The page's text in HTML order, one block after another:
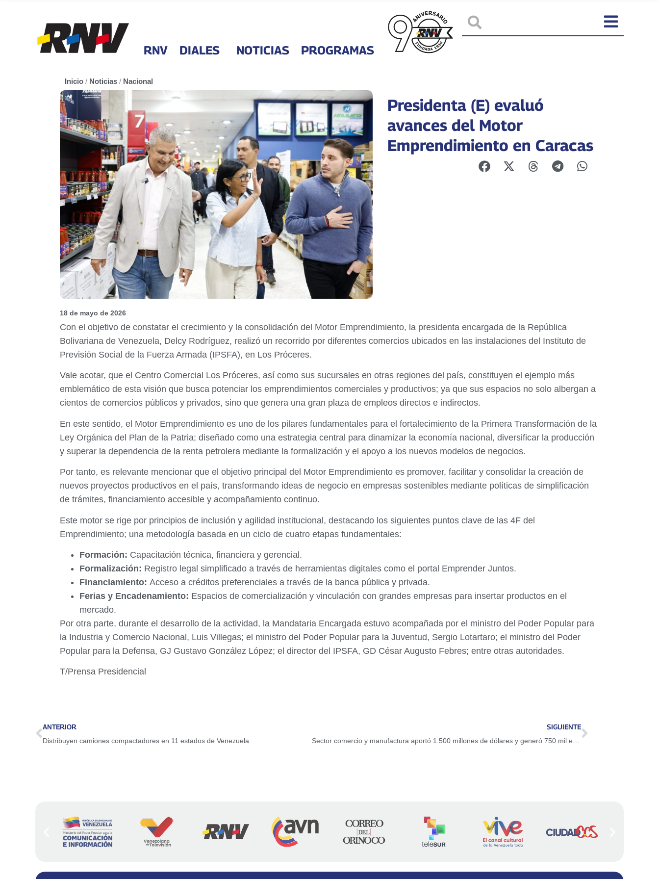
RNV DIALES NOTICIAS PROGRAMAS
Inicio / Noticias / Nacional
Presidenta (E) evaluó
avances del Motor
Emprendimiento en Caracas
18 de mayo de 2026
Con el objetivo de constatar el crecimiento y la consolidación del Motor Emprendimiento, la presidenta encargada de la República
Bolivariana de Venezuela, Delcy Rodríguez, realizó un recorrido por diferentes comercios ubicados en las instalaciones del Instituto de
Previsión Social de la Fuerza Armada (IPSFA), en Los Próceres.
Vale acotar, que el Centro Comercial Los Próceres, así como sus sucursales en otras regiones del país, constituyen el ejemplo más
emblemático de esta visión que busca potenciar los emprendimientos comerciales y productivos; ya que sus espacios no solo albergan a
cientos de comercios públicos y privados, sino que genera una gran plaza de empleos directos e indirectos.
En este sentido, el Motor Emprendimiento es uno de los pilares fundamentales para el fortalecimiento de la Primera Transformación de la
Ley Orgánica del Plan de la Patria; diseñado como una estrategia central para dinamizar la economía nacional, diversificar la producción
y superar la dependencia de la renta petrolera mediante la formalización y el apoyo a los nuevos modelos de negocios.
Por tanto, es relevante mencionar que el objetivo principal del Motor Emprendimiento es promover, facilitar y consolidar la creación de
nuevos proyectos productivos en el país, transformando ideas de negocio en empresas sostenibles mediante políticas de simplificación
de trámites, financiamiento accesible y acompañamiento continuo.
Este motor se rige por principios de inclusión y agilidad institucional, destacando los siguientes puntos clave de las 4F del
Emprendimiento; una metodología basada en un ciclo de cuatro etapas fundamentales:
Formación: Capacitación técnica, financiera y gerencial.
Formalización: Registro legal simplificado a través de herramientas digitales como el portal Emprender Juntos.
Financiamiento: Acceso a créditos preferenciales a través de la banca pública y privada.
Ferias y Encadenamiento: Espacios de comercialización y vinculación con grandes empresas para insertar productos en el
mercado.
Por otra parte, durante el desarrollo de la actividad, la Mandataria Encargada estuvo acompañada por el ministro del Poder Popular para
la Industria y Comercio Nacional, Luis Villegas; el ministro del Poder Popular para la Juventud, Sergio Lotartaro; el ministro del Poder
Popular para la Defensa, GJ Gustavo González López; el director del IPSFA, GD César Augusto Febres; entre otras autoridades.
T/Prensa Presidencial
ANTERIOR
Distribuyen camiones compactadores en 11 estados de Venezuela
SIGUIENTE